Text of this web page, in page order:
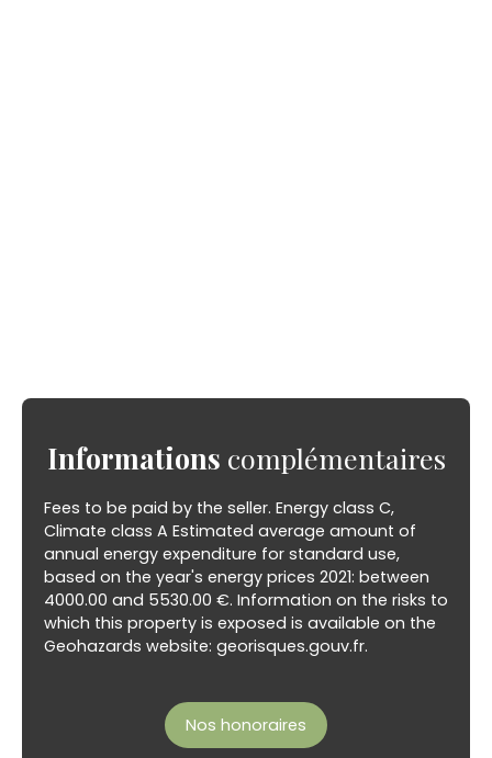
Informations complémentaires
Fees to be paid by the seller. Energy class C,
Climate class A Estimated average amount of
annual energy expenditure for standard use,
based on the year's energy prices 2021: between
4000.00 and 5530.00 €. Information on the risks to
which this property is exposed is available on the
Geohazards website: georisques.gouv.fr.
Nos honoraires